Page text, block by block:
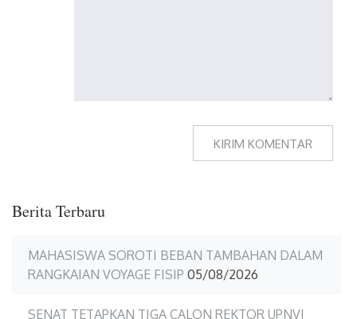
Berita Terbaru
MAHASISWA SOROTI BEBAN TAMBAHAN DALAM
RANGKAIAN VOYAGE FISIP 05/08/2026
SENAT TETAPKAN TIGA CALON REKTOR UPNVJ